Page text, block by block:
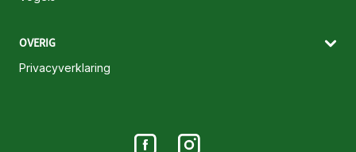
OVERIG
Privacyverklaring